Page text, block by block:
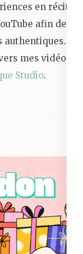
en récits.
afin de
authentiques.
mes vidéos
Studio.